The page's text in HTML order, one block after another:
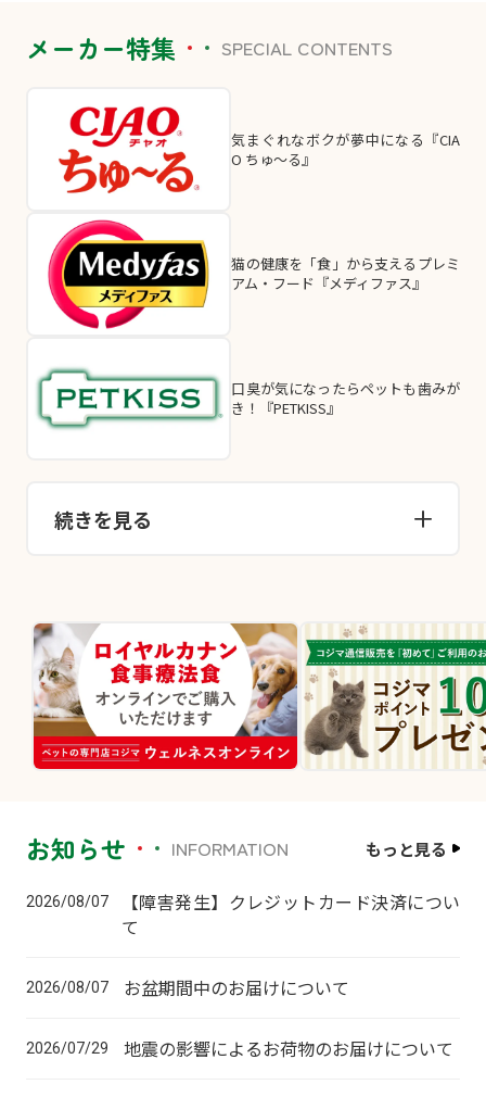
メーカー特集 SPECIAL CONTENTS
気まぐれなボクが夢中になる『CIA
O ちゅ～る』
猫の健康を「食」から支えるプレミ
アム・フード『メディファス』
口臭が気になったらペットも歯みが
き！『PETKISS』
続きを見る
お知らせ INFORMATION もっと見る
2026/08/07
【障害発生】クレジットカード決済につい
て
2026/08/07 お盆期間中のお届けについて
2026/07/29 地震の影響によるお荷物のお届けについて